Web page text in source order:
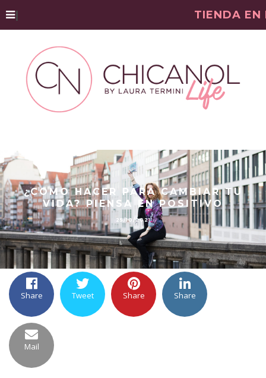
TIENDA
|
¿COMO HACER PARA CAMBIAR TU
VIDA? PIENSA EN POSITIVO
25/10/2021
Share Tweet Share Share
Mail